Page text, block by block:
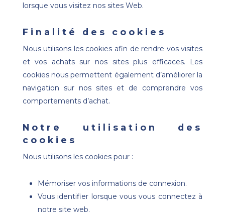
lorsque vous visitez nos sites Web.
Finalité des cookies
Nous utilisons les cookies afin de rendre vos visites
et vos achats sur nos sites plus efficaces. Les
cookies nous permettent également d’améliorer la
navigation sur nos sites et de comprendre vos
comportements d’achat.
Notre utilisation des
cookies
Nous utilisons les cookies pour :
Mémoriser vos informations de connexion.
Vous identifier lorsque vous vous connectez à
notre site web.